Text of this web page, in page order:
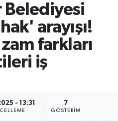
Belediyesi
arayışı!
farkları
iş
- 13:31 7
GÖSTERIM